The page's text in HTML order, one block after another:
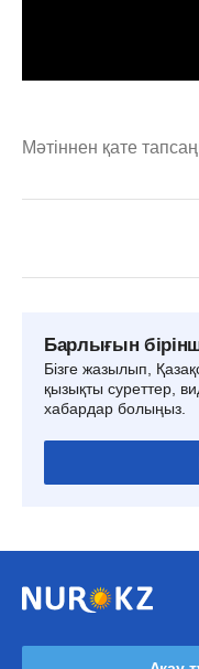
Мәтіннен қате
Барлығын
Бізге жазылып,
қызықты суреттер,
хабардар болыңыз.